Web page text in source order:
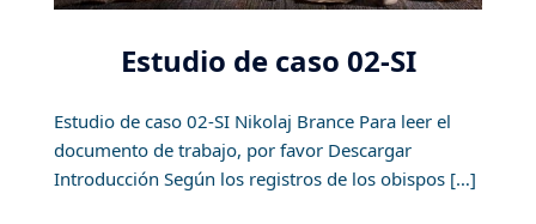
Estudio de caso 02-SI
Estudio de caso 02-SI Nikolaj Brance Para leer el
documento de trabajo, por favor Descargar
Introducción Según los registros de los obispos […]